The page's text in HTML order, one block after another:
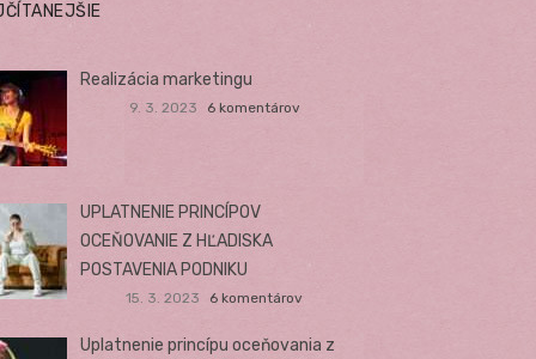
Realizácia marketingu
9. 3. 2023 6 komentárov
UPLATNENIE PRINCÍPOV
OCEŇOVANIE Z HĽADISKA
POSTAVENIA PODNIKU
15. 3. 2023 6 komentárov
Uplatnenie princípu oceňovania z